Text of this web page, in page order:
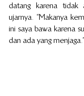
datang karena tidak
ujarnya. “Makanya
ini saya bawa karena
dan ada yang menjaga.”